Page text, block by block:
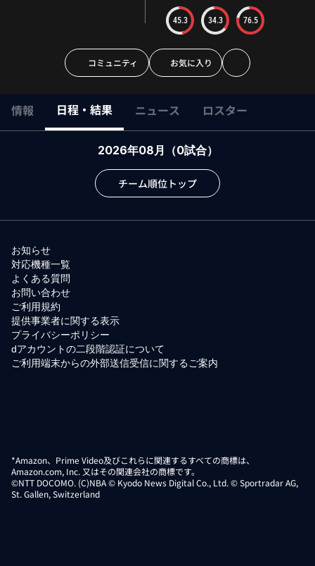
45.3 34.3 76.5
コミュニティ お気に入り
情報 日程・結果 ニュース ロスター
2026年08月 （0試合）
チーム順位トップ
お知らせ
対応機種一覧
よくある質問
お問い合わせ
ご利用規約
提供事業者に関する表示
プライバシーポリシー
dアカウントの二段階認証について
ご利用端末からの外部送信受信に関するご案内
*Amazon、Prime Video及びこれらに関連するすべての商標は、
Amazon.com, Inc. 又はその関連会社の商標です。
©NTT DOCOMO. (C)NBA © Kyodo News Digital Co., Ltd. © Sportradar AG,
St. Gallen, Switzerland